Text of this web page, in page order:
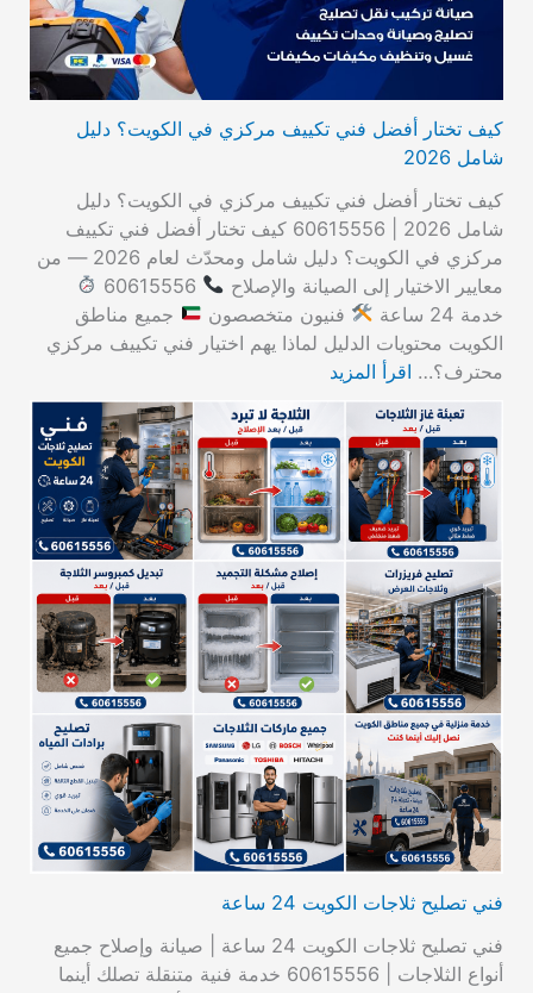
كيف تختار أفضل فني تكييف مركزي في الكويت؟ دليل
شامل 2026
كيف تختار أفضل فني تكييف مركزي في الكويت؟ دليل
شامل 2026 | 60615556 كيف تختار أفضل فني تكييف
مركزي في الكويت؟ دليل شامل ومحدّث لعام 2026 — من
معايير الاختيار إلى الصيانة والإصلاح
خدمة 24 ساعة
فنيون متخصصون
جميع مناطق
الكويت محتويات الدليل لماذا يهم اختيار فني تكييف مركزي
محترف؟… اقرأ المزيد
فني تصليح ثلاجات الكويت 24 ساعة
فني تصليح ثلاجات الكويت 24 ساعة | صيانة وإصلاح جميع
أنواع الثلاجات | 60615556 خدمة فنية متنقلة تصلك أينما